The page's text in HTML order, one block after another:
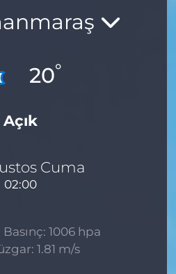
20°
Açık
Cuma
02:00
1006 hpa
1.81 m/s